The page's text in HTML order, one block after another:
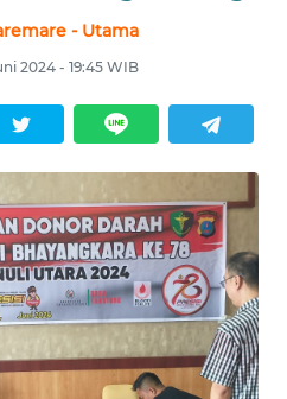
- Utama
2024 - 19:45 WIB